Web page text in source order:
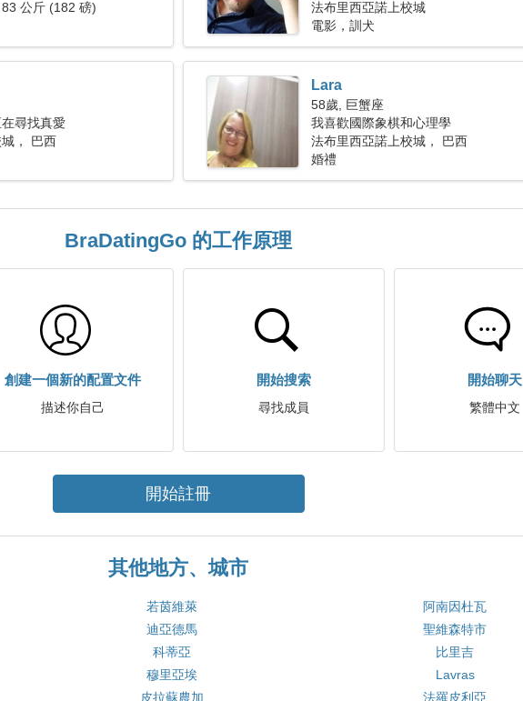
公斤 (182 磅)
法布里西亞諾上校城
電影，訓犬
尋找真愛
， 巴西
Lara
58歲, 巨蟹座
我喜歡國際象棋和心理學
法布里西亞諾上校城， 巴西
婚禮
BraDatingGo 的工作原理
創建一個新的配置文件
描述你自己
開始搜索
尋找成員
開始聊天
繁體中文
開始註冊
其他地方、城市
若茵維萊
阿南因杜瓦
迪亞德馬
聖維森特市
科蒂亞
比里吉
穆里亞埃
Lavras
皮拉蘇農加 法羅皮利亞